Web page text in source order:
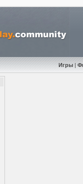
Игры|